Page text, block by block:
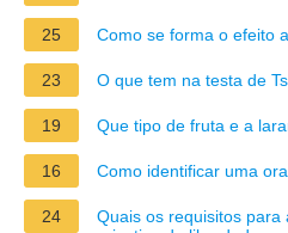
25 Como se forma o efeito
23 O que tem na testa de
19 Que tipo de fruta e a
16 Como identificar uma
24
Quais os requisitos para